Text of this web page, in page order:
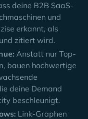
deine B2B SaaS-
und
erkannt, als
zitiert wird.
Anstatt nur Top-
bauen hochwertige
deine Demand
beschleunigt.
Link-Graphen